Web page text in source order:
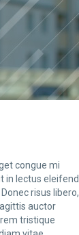
congue mi
in lectus eleifend
risus libero,
auctor
tristique